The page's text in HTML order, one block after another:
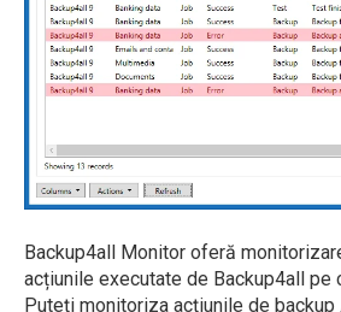
Backup4all Monitor oferă
acțiunile executate de Backup4all pe
Puteți monitoriza acțiunile de